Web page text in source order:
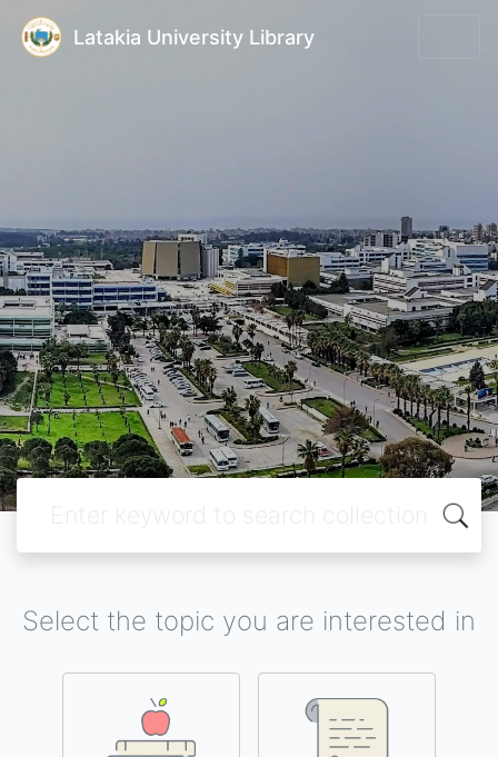
Latakia University Library
Select the topic you are interested in